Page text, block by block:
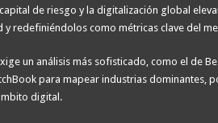
de riesgo y la digitalización global
y redefiniéndolos como métricas clave del
un análisis más sofisticado, como el de
para mapear industrias dominantes,
digital.